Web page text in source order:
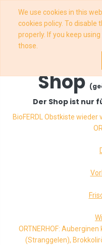
We use cookies in this
cookies policy. To disable
properly. If you keep
those.
Shop
Der Shop ist nur
BioFERDL Obstkiste
ORTNERHOF:
(Stranggelen),